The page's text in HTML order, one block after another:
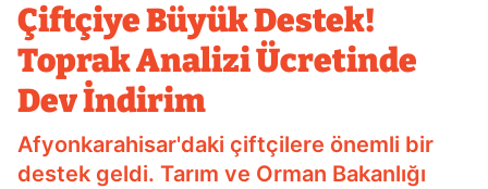
Çiftçiye Büyük Destek!
Toprak Analizi Ücretinde
Dev İndirim
Afyonkarahisar'daki çiftçilere önemli bir
destek geldi. Tarım ve Orman Bakanlığı